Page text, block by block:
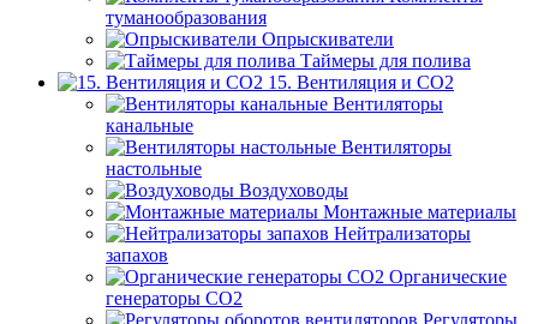
туманообразования
Опрыскиватели
Таймеры для полива
15. Вентиляция и CO2
Вентиляторы
канальные
Вентиляторы
настольные
Воздуховоды
Монтажные материалы
Нейтрализаторы
запахов
Органические
генераторы СО2
Регуляторы